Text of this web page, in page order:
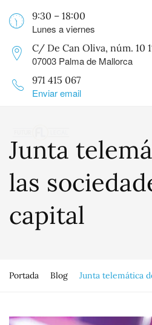
9:30 – 18:00
Lunes a viernes
C/ De Can Oliva, núm. 10
07003 Palma de Mallorca
971 415 067
Enviar email
Junta
las
capital
Portada Blog Junta telemática